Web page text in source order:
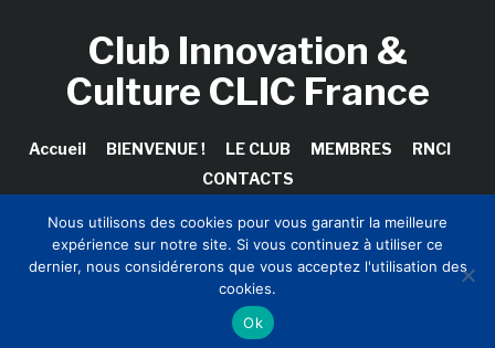
Culture CLIC France
Accueil BIENVENUE ! LE CLUB MEMBRES
RNCI
Sinapses Conseils
Nous utilisons des cookies pour vous garantir la meilleure
expérience sur notre site. Si vous continuez à utiliser ce
dernier, nous considérerons que vous acceptez l'utilisation des
cookies.
Ok